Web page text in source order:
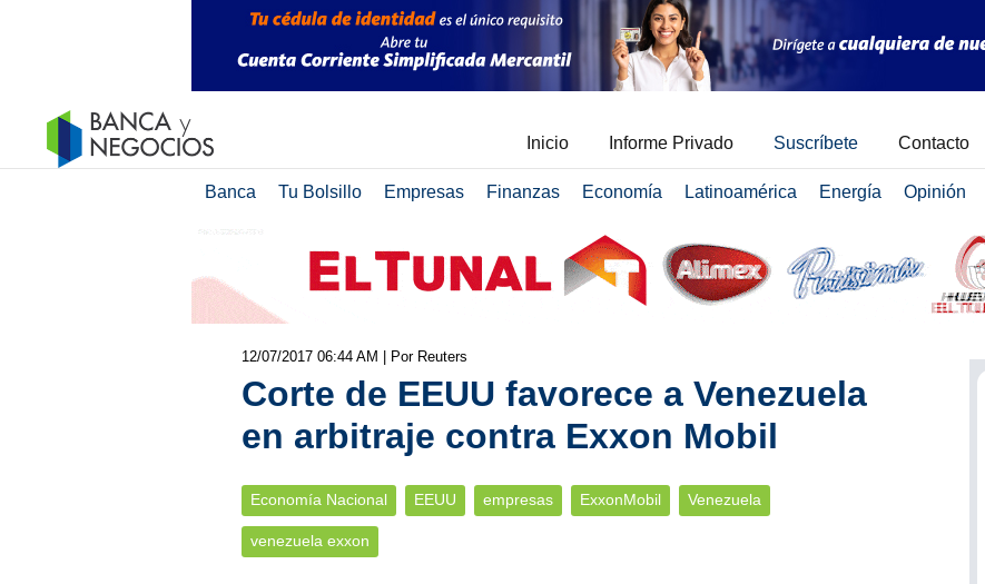
Inicio Informe Privado Suscríbete Contacto
Banca Tu Bolsillo Empresas Finanzas Economía Latinoamérica Energía Opinión
12/07/2017 06:44 AM | Por Reuters
Corte de EEUU favorece a Venezuela
en arbitraje contra Exxon Mobil
Economía Nacional EEUU empresas ExxonMobil Venezuela
venezuela exxon